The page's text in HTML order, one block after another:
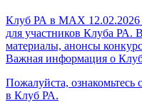
Клуб РА в MAX 12.02.2026
для участников Клуба
материалы, анонсы
Важная информация о
Пожалуйста,
в Клуб РА.